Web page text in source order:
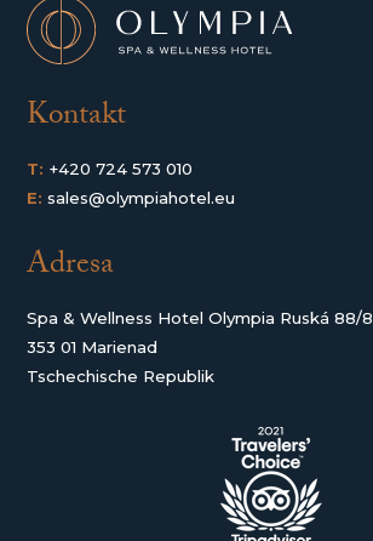
Kontakt
T: +420 724 573 010
E: sales@olympiahotel.eu
Adresa
Spa & Wellness Hotel Olympia Ruská 88/8
353 01 Marienad
Tschechische Republik